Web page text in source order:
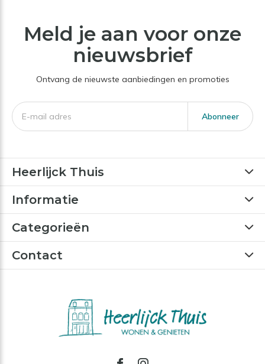
Meld je aan voor onze
nieuwsbrief
Ontvang de nieuwste aanbiedingen en promoties
Abonneer
Heerlijck Thuis
Informatie
Categorieën
Contact